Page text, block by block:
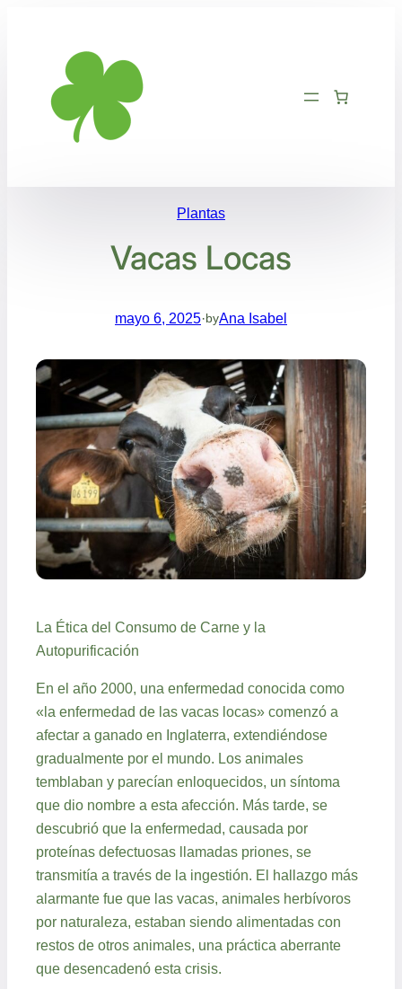
contenido
Plantas
Vacas Locas
mayo 6, 2025·byAna Isabel
La Ética del Consumo de Carne y la
Autopurificación
En el año 2000, una enfermedad conocida como
«la enfermedad de las vacas locas» comenzó a
afectar a ganado en Inglaterra, extendiéndose
gradualmente por el mundo. Los animales
temblaban y parecían enloquecidos, un síntoma
que dio nombre a esta afección. Más tarde, se
descubrió que la enfermedad, causada por
proteínas defectuosas llamadas priones, se
transmitía a través de la ingestión. El hallazgo más
alarmante fue que las vacas, animales herbívoros
por naturaleza, estaban siendo alimentadas con
restos de otros animales, una práctica aberrante
que desencadenó esta crisis.